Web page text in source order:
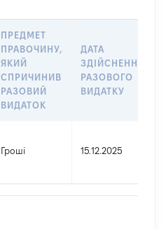
ПРЕДМЕТ
ПРАВОЧИНУ,
ЯКИЙ
СПРИЧИНИВ
РАЗОВИЙ
ВИДАТОК
ДАТА
ЗДІЙСНЕННЯ
РАЗОВОГО
ВИДАТКУ
Гроші 15.12.2025